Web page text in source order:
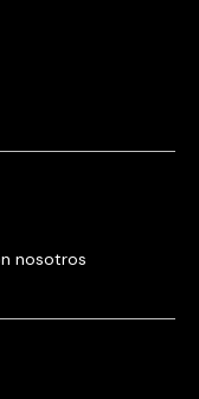
nosotros